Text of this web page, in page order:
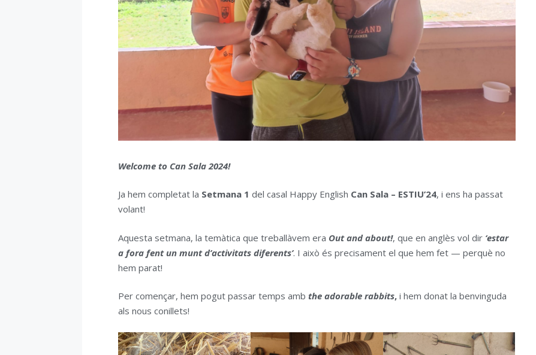
Welcome to Can Sala 2024!
Ja hem completat la Setmana 1 del casal Happy English Can Sala – ESTIU’24, i ens ha passat
volant!
Aquesta setmana, la temàtica que treballàvem era Out and about!, que en anglès vol dir ‘estar
a fora fent un munt d’activitats diferents’. I això és precisament el que hem fet — perquè no
hem parat!
Per començar, hem pogut passar temps amb the adorable rabbits, i hem donat la benvinguda
als nous conillets!